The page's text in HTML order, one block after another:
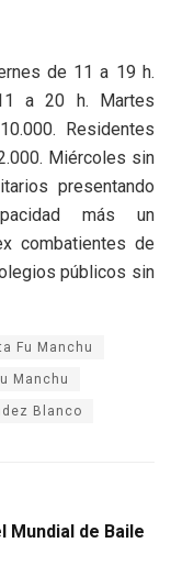
de 11 a 19 h.
a 20 h. Martes
Residentes
Miércoles sin
presentando
más un
combatientes de
públicos sin
Fu Manchu
Manchu
Blanco
Mundial de Baile